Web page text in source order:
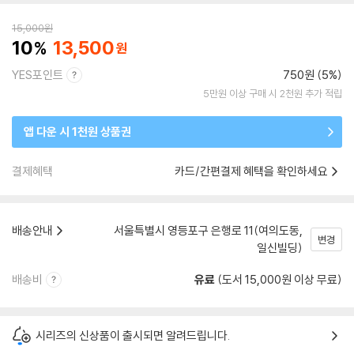
15,000원
10 13,500
YES포인트 750원 (5%)
5만원 이상 구매 시 2천원 추가 적립
앱 다운 시 1천원 상품권
결제혜택 카드/간편결제 혜택을 확인하세요
배송안내
서울특별시 영등포구 은행로 11(여의도동,
일신빌딩)
변경
배송비 유료 (도서 15,000원 이상 무료)
시리즈의 신상품이 출시되면 알려드립니다.